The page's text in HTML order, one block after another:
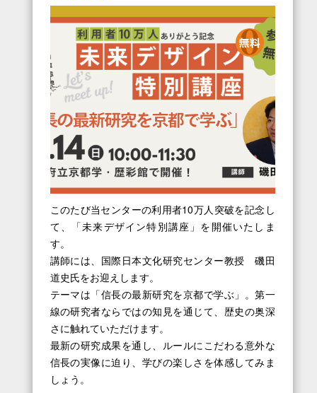
このたび当センターの利用者10万人突破を記念し
て、「未来デザイン特別講座」を開催いたしま
す。
講師には、国際日本文化研究センター教授 磯田
道史氏をお迎えします。
テーマは「信長の最新研究を京都で学ぶ」。第一
線の研究者ならではの知見を通じて、歴史の奥深
さに触れていただけます。
最新の研究成果を通し、ルールにこだわる意外な
信長の実像に迫り、学びの楽しさを体感してみま
しょう。